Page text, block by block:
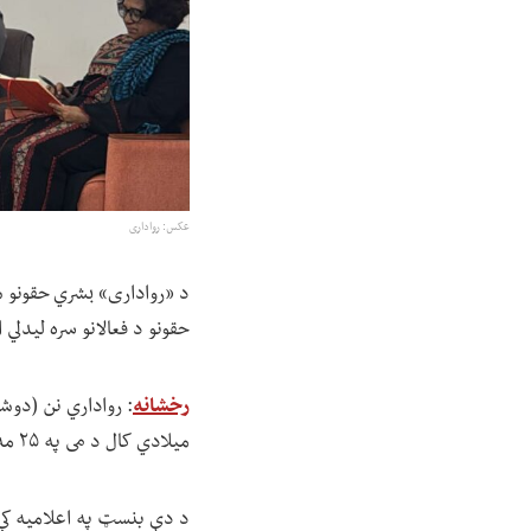
عکس: رواداری
د «رواداری» بشري
حقونو د فعالانو سره
رخشانه: رواداري نن (دوشنبې د
میلادي کال د می په ۲۵ مه سویلي افریقا ته سفر کړی وو.
د دې بنسټ په اعلامیه کې